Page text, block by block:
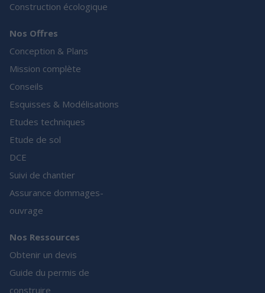
Construction écologique
Nos Offres
Conception & Plans
Mission complète
Conseils
Esquisses & Modélisations
Etudes techniques
Etude de sol
DCE
Suivi de chantier
Assurance dommages-
ouvrage
Nos Ressources
Obtenir un devis
Guide du permis de
construire